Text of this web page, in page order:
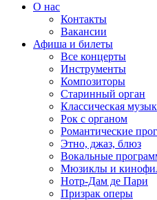
О нас
Контакты
Вакансии
Афиша и билеты
Все концерты
Инструменты
Композиторы
Старинный орган
Классическая
Рок с органом
Романтические
Этно, джаз, блюз
Вокальные
Мюзиклы и
Нотр-Дам де Пари
Призрак оперы